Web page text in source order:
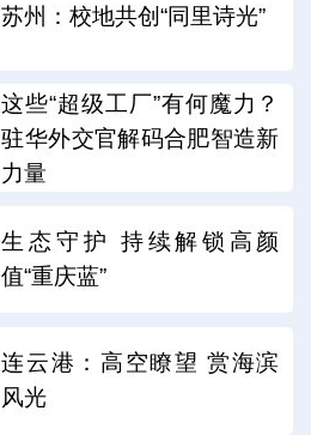
苏州：校地共创“同里诗光”
这些“超级工厂”有何魔力？
驻华外交官解码合肥智造新
力量
生态守护 持续解锁高颜
值“重庆蓝”
连云港：高空瞭望 赏海滨
风光